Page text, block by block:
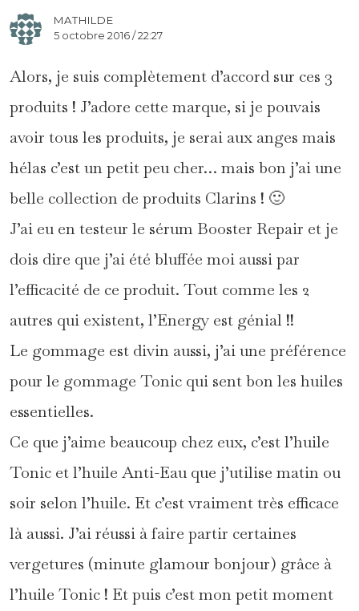
MATHILDE
5 octobre 2016 / 22:27
Alors, je suis complètement d’accord sur ces 3
produits ! J’adore cette marque, si je pouvais
avoir tous les produits, je serai aux anges mais
hélas c’est un petit peu cher… mais bon j’ai une
belle collection de produits Clarins ! 🙂
J’ai eu en testeur le sérum Booster Repair et je
dois dire que j’ai été bluffée moi aussi par
l’efficacité de ce produit. Tout comme les 2
autres qui existent, l’Energy est génial !!
Le gommage est divin aussi, j’ai une préférence
pour le gommage Tonic qui sent bon les huiles
essentielles.
Ce que j’aime beaucoup chez eux, c’est l’huile
Tonic et l’huile Anti-Eau que j’utilise matin ou
soir selon l’huile. Et c’est vraiment très efficace
là aussi. J’ai réussi à faire partir certaines
vergetures (minute glamour bonjour) grâce à
l’huile Tonic ! Et puis c’est mon petit moment